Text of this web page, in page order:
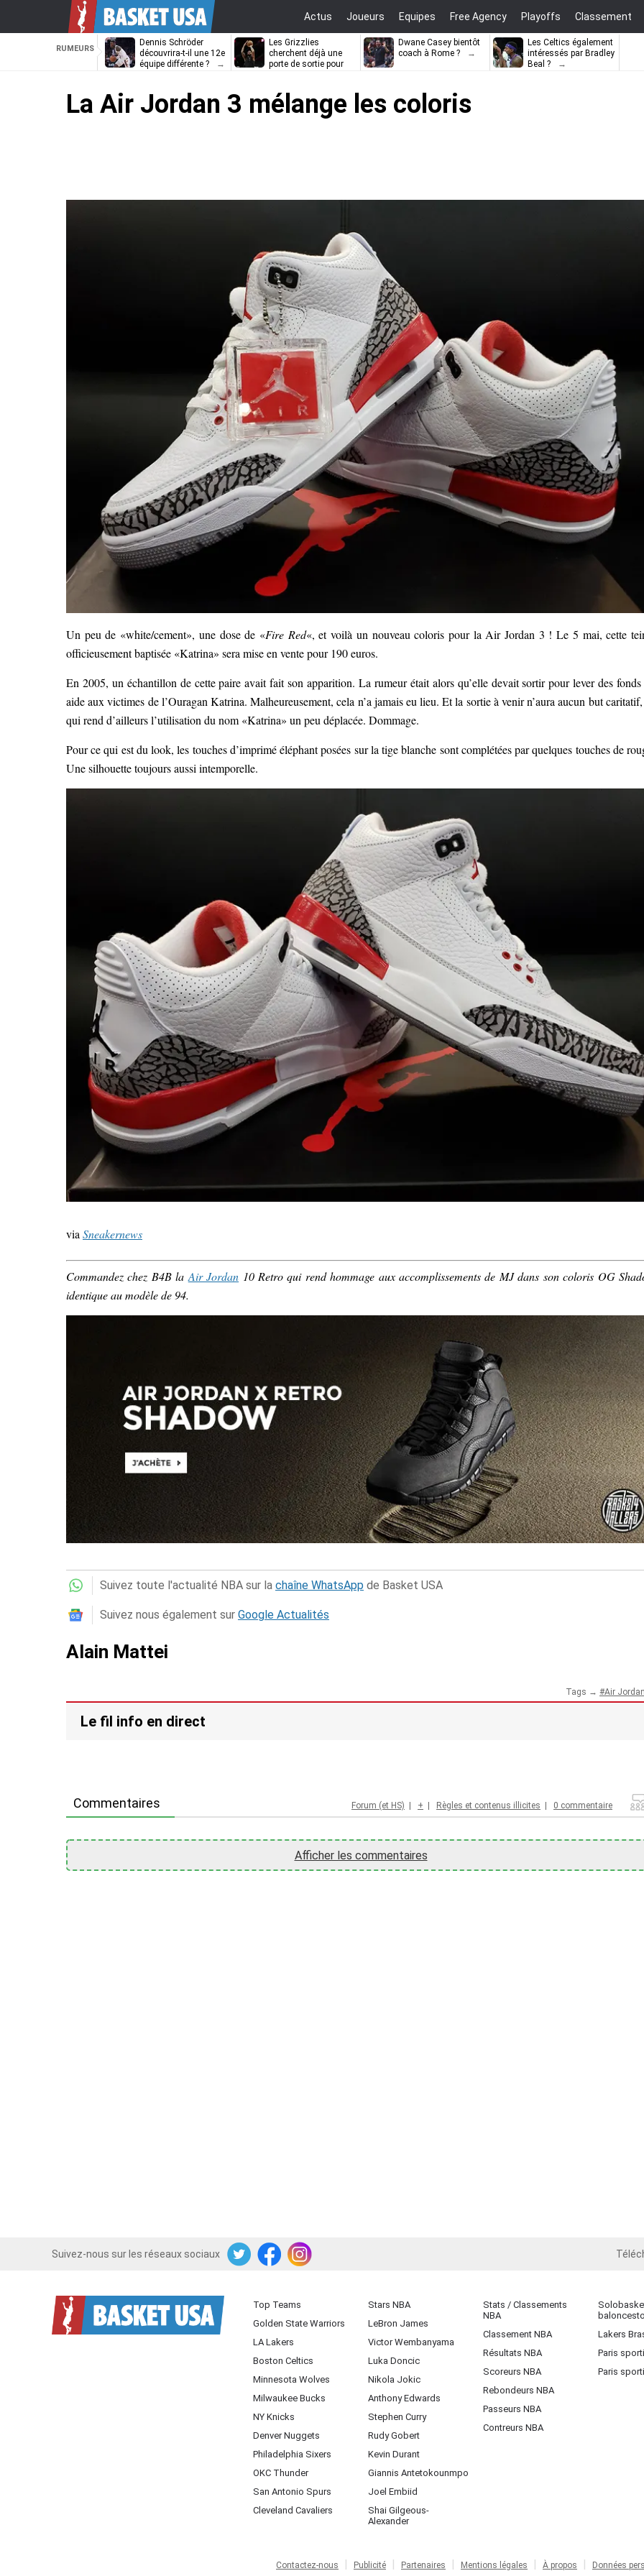
Actus Joueurs Equipes Free Agency Playoffs Classement
RUMEURS
Dennis Schröder
découvrira-t-il une 12e
équipe différente ?
Les Grizzlies
cherchent déjà une
porte de sortie pour
Dwane Casey bientôt
coach à Rome ?
Les Celtics également
intéressés par Bradley
Beal ?
La Air Jordan 3 mélange les coloris
Un peu de «white/cement», une dose de «Fire Red«, et voilà un nouveau coloris pour la Air Jordan 3 ! Le 5 mai, cette
officieusement baptisée «Katrina» sera mise en vente pour 190 euros.
En 2005, un échantillon de cette paire avait fait son apparition. La rumeur était alors qu’elle devait sortir pour lever des fonds
aide aux victimes de l’Ouragan Katrina. Malheureusement, cela n’a jamais eu lieu. Et la sortie à venir n’aura aucun but
qui rend d’ailleurs l’utilisation du nom «Katrina» un peu déplacée. Dommage.
Pour ce qui est du look, les touches d’imprimé éléphant posées sur la tige blanche sont complétées par quelques touches de
Une silhouette toujours aussi intemporelle.
via Sneakernews
Commandez chez B4B la Air Jordan 10 Retro qui rend hommage aux accomplissements de MJ dans son coloris OG
identique au modèle de 94.
Suivez toute l'actualité NBA sur la chaîne WhatsApp de Basket USA
Suivez nous également sur Google Actualités
Alain Mattei
Tags → Air
Le fil info en direct
Commentaires Forum (et HS) | + | Règles et contenus illicites | 0 commentaire
Afficher les commentaires
Suivez-nous sur les réseaux sociaux
TwitterFacebookInstagram iOS
Top Teams
Golden State Warriors
LA Lakers
Boston Celtics
Minnesota Wolves
Milwaukee Bucks
NY Knicks
Denver Nuggets
Philadelphia Sixers
OKC Thunder
San Antonio Spurs
Cleveland Cavaliers
Stars NBA
LeBron James
Victor Wembanyama
Luka Doncic
Nikola Jokic
Anthony Edwards
Stephen Curry
Rudy Gobert
Kevin Durant
Giannis Antetokounmpo
Joel Embiid
Shai Gilgeous-
Alexander
Stats / Classements
NBA
Classement NBA
Résultats NBA
Scoreurs NBA
Rebondeurs NBA
Passeurs NBA
Contreurs NBA
Lakers
Paris
Paris
Contactez-nous Publicité Partenaires Mentions légales À propos Données